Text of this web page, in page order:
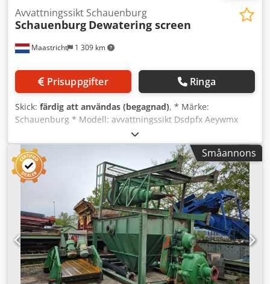
Maastricht 1 309 km
Avvattningssikt Schauenburg
Schauenburg Dewatering screen
Prisuppgifter Ringa
Skick: färdig att användas (begagnad), * Märke:
Schauenburg * Modell: avvattningssikt Dsdpfx Aeywmx
Iskqock * Yta: 2500 x 1000 mm – 1 däck * Drivning: 5,5 kW
elmotor.
Småannons